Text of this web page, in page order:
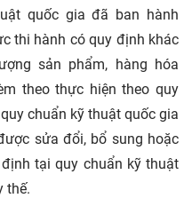
quốc gia đã ban hành
thi hành có quy định khác
sản phẩm, hàng hóa
theo thực hiện theo quy
chuẩn kỹ thuật quốc gia
sửa đổi, bổ sung hoặc
tại quy chuẩn kỹ thuật
thế.